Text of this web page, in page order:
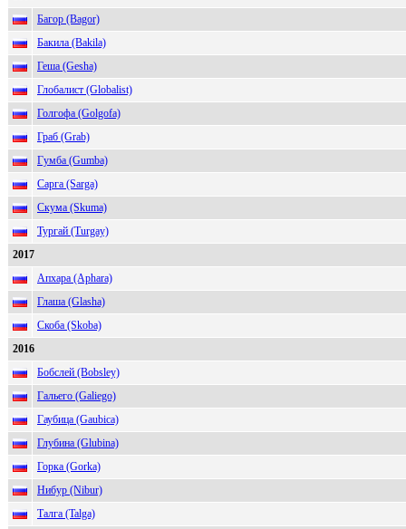
Багор (Bagor)
Бакила (Bakila)
Геша (Gesha)
Глобалист (Globalist)
Голгофа (Golgofa)
Граб (Grab)
Гумба (Gumba)
Сарга (Sarga)
Скума (Skuma)
Тургай (Turgay)
2017
Апхара (Aphara)
Глаша (Glasha)
Скоба (Skoba)
2016
Бобслей (Bobsley)
Гальего (Galiego)
Гаубица (Gaubica)
Глубина (Glubina)
Горка (Gorka)
Нибур (Nibur)
Талга (Talga)